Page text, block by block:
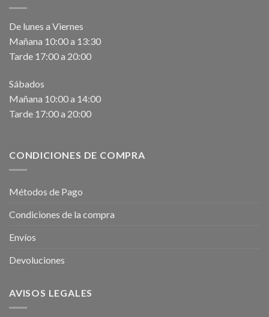
De lunes a Viernes
Mañana 10:00 a 13:30
Tarde 17:00 a 20:00
Sábados
Mañana 10:00 a 14:00
Tarde 17:00 a 20:00
CONDICIONES DE COMPRA
Métodos de Pago
Condiciones de la compra
Envíos
Devoluciones
AVISOS LEGALES